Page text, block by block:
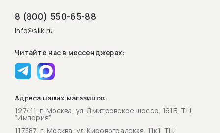
8 (800) 550-65-88
info@silk.ru
Читайте нас в мессенджерах:
Адреса наших магазинов:
127411, г. Москва, ул. Дмитровское шоссе, 161Б, ТЦ
“Империя”
117587, г. Москва, ул. Кировоградская, 11к1, ТЦ